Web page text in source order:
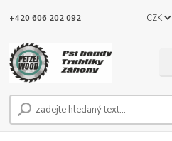
CZK
+420 606 202 092